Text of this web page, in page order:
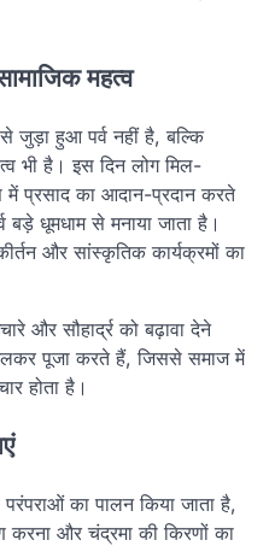
महत्व
से जुड़ा हुआ पर्व नहीं है, बल्कि
भी है। इस दिन लोग मिल-
प्रसाद का आदान-प्रदान करते
बड़े धूमधाम से मनाया जाता है।
और सांस्कृतिक कार्यक्रमों का
और सौहार्द्र को बढ़ावा देने
पूजा करते हैं, जिससे समाज में
होता है।
का पालन किया जाता है,
करना और चंद्रमा की किरणों का